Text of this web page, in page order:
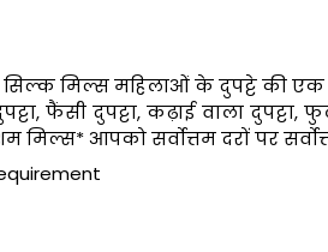
मिल्स महिलाओं के दुपट्टे की एक
फैंसी दुपट्टा, कढ़ाई वाला
मिल्स* आपको सर्वोत्तम दरों पर